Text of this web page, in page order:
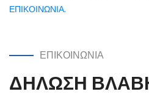
ΕΠΙΚΟΙΝΩΝΙΑ.
ΕΠΙΚΟΙΝΩΝΙΑ
ΔΗΛΩΣΗ